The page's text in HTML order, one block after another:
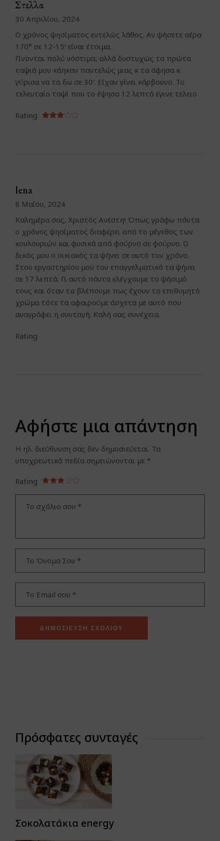
Στελλα
30 Απριλίου, 2024
Ο χρόνος ψησίματος εντελώς λάθος. Αν ψήσετε αέρα
170° σε 12-15′ είναι έτοιμα.
Γίνονται πολύ νόστιμα, αλλά δυστυχώς τα πρώτα
ταψιά μου κάηκαν παντελώς μιας κ τα άφησα κ
γύρισα να τα δω σε 30′. Είχαν γίνει κάρβουνο. Το
τελευταίο ταψί που το έψησα 12 λεπτά έγινε τελειο
Rating
lena
8 Μαΐου, 2024
Καλημέρα σας, Χριστός Ανέστη! Όπως γράφω πάντα
ο χρόνος ψησίματος διαφέρει από το μέγεθος των
κουλουριών και φυσικά από φούρνο σε φούρνο. Ο
δικός μου ο οικιακός τα ψήνει σε αυτό τον χρόνο.
Στου εργαστηρίου μου τον επαγγελματικό τα ψήνει
σε 17 λεπτά. Γι αυτό πάντα ελέγχουμε το ψήσιμό
τους και όταν τα βλέπουμε πως έχουν το επιθυμητό
χρώμα τότε τα αφαιρούμε άσχετα με αυτό που
αναγράφει η συνταγή. Καλή σας συνέχεια.
Rating
Αφήστε μια απάντηση
Η ηλ. διεύθυνση σας δεν δημοσιεύεται. Τα
υποχρεωτικά πεδία σημειώνονται με *
Rating
ΔΗΜΟΣΊΕΥΣΗ ΣΧΟΛΊΟΥ
Πρόσφατες συνταγές
Σοκολατάκια energy